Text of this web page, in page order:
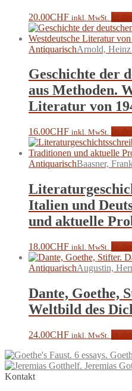
20.00CHF inkl. MwSt.
AntiquarischArnold,
Geschichte der
aus Methoden.
Literatur von
16.00CHF inkl. MwSt.
AntiquarischBaasner,
Italien und
und aktuelle
18.00CHF inkl. MwSt.
AntiquarischAugustin,
Dante, Goethe,
Weltbild des
24.00CHF inkl. MwSt.
Jeremias
Kontakt